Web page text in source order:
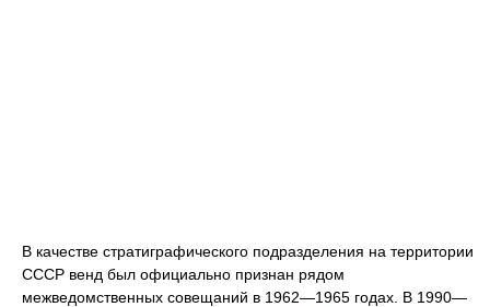
В качестве стратиграфического подразделения на территории
СССР венд был официально признан рядом
межведомственных совещаний в 1962—1965 годах. В 1990—